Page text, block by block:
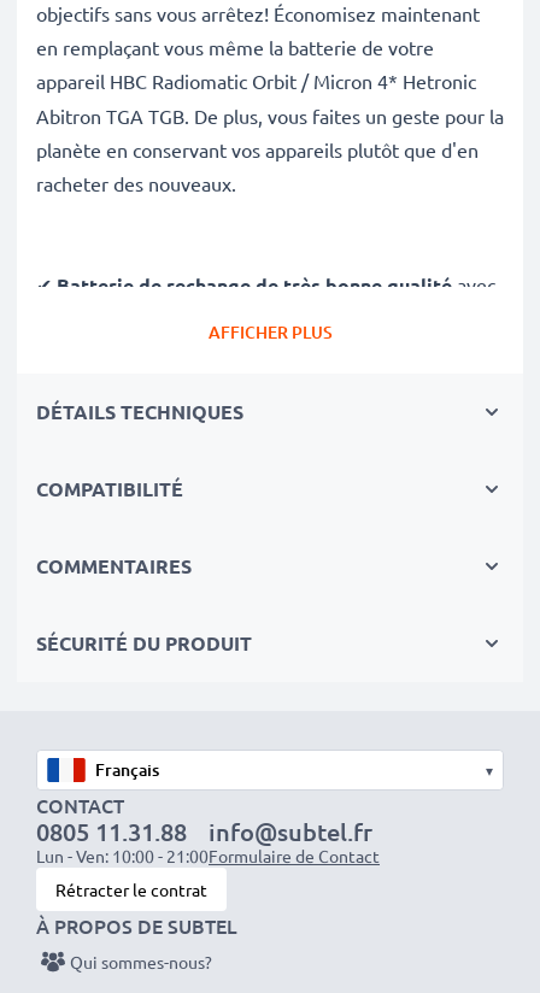
objectifs sans vous arrêtez! Économisez maintenant
en remplaçant vous même la batterie de votre
appareil HBC Radiomatic Orbit / Micron 4* Hetronic
Abitron TGA TGB. De plus, vous faites un geste pour la
planète en conservant vos appareils plutôt que d'en
racheter des nouveaux.
✔ Batterie de rechange de très bonne qualité avec
✔Sécurité et Fiabilité Garanties contre
✔Les batteries sont testées et contrôlées
par des
✔100% compatible
03A,KH68302500,253211
Capacité: 700mAh
Tension: 6V
Type de cellule: NiMH
Dimensions: 55.84 x 52.12 x 14.09mm
Couleur: Bleu
Avec subtel – vous avez une batterie pas chère et de
AFFICHER PLUS
DÉTAILS TECHNIQUES
COMPATIBILITÉ
COMMENTAIRES
SÉCURITÉ DU PRODUIT
▾
CONTACT
0805 11.31.88
Lun - Ven: 10:00 - 21:00
info@subtel.fr
Formulaire de Contact
Rétracter le contrat
À PROPOS DE SUBTEL
Qui sommes-nous?